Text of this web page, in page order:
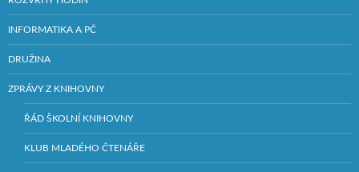
INFORMATIKA A PČ
DRUŽINA
ZPRÁVY Z KNIHOVNY
ŘÁD ŠKOLNÍ KNIHOVNY
KLUB MLADÉHO ČTENÁŘE